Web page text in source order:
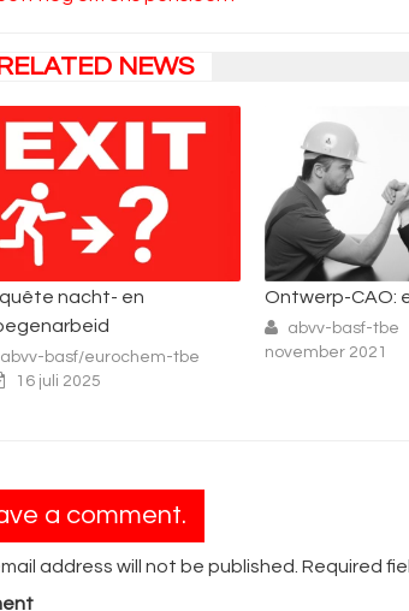
RELATED NEWS
CAO: een analyse
abvv-basf-tbe
2021
doorbraak in
a comment.
address will not be published. Required